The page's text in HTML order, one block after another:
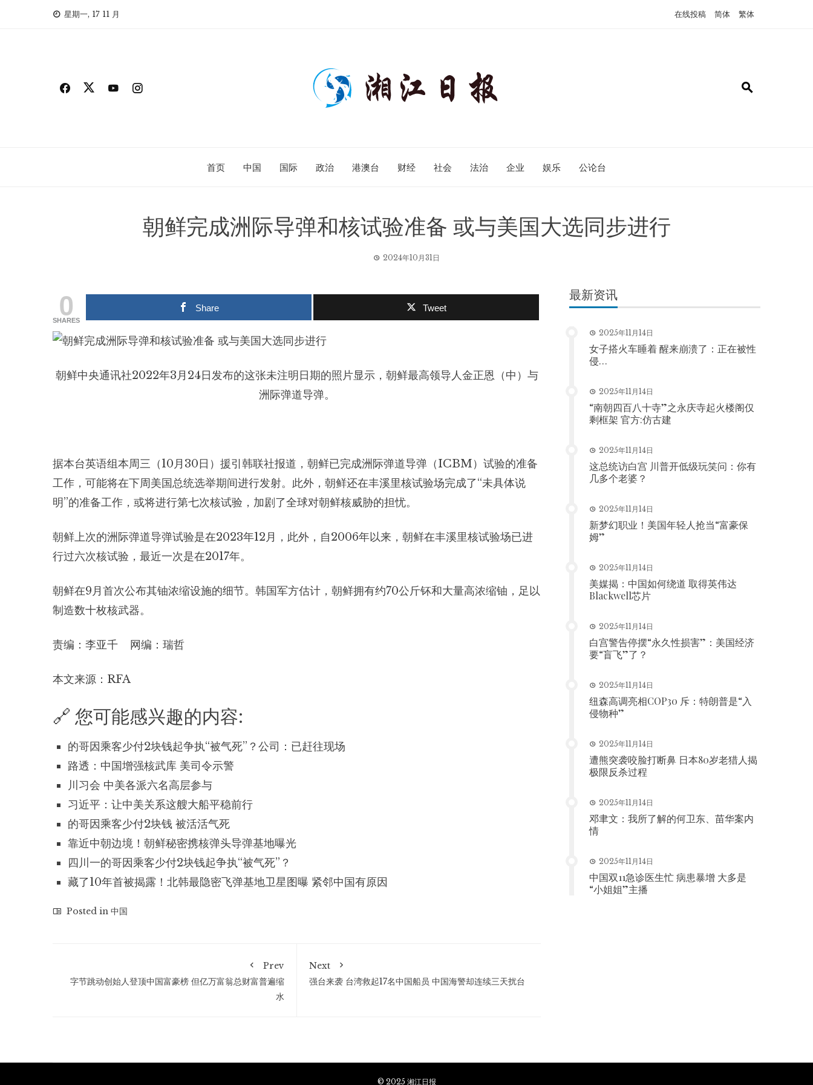
星期一, 17 11 月 在线投稿 简体 繁体
首页 中国 国际 政治 港澳台 财经 社会 法治 企业 娱乐 公论台
朝鲜完成洲际导弹和核试验准备 或与美国大选同步进行
2024年10月31日
0
SHARES
Share Tweet
朝鲜中央通讯社2022年3月24日发布的这张未注明日期的照片显示，朝鲜最高领导人金正恩（中）与
洲际弹道导弹。
据本台英语组本周三（10月30日）援引韩联社报道，朝鲜已完成洲际弹道导弹（ICBM）试验的准备
工作，可能将在下周美国总统选举期间进行发射。此外，朝鲜还在丰溪里核试验场完成了“未具体说
明”的准备工作，或将进行第七次核试验，加剧了全球对朝鲜核威胁的担忧。
朝鲜上次的洲际弹道导弹试验是在2023年12月，此外，自2006年以来，朝鲜在丰溪里核试验场已进
行过六次核试验，最近一次是在2017年。
朝鲜在9月首次公布其铀浓缩设施的细节。韩国军方估计，朝鲜拥有约70公斤钚和大量高浓缩铀，足以
制造数十枚核武器。
责编：李亚千 网编：瑞哲
本文来源：RFA
🔗 您可能感兴趣的内容:
的哥因乘客少付2块钱起争执“被气死”？公司：已赶往现场
路透：中国增强核武库 美司令示警
川习会 中美各派六名高层参与
习近平：让中美关系这艘大船平稳前行
的哥因乘客少付2块钱 被活活气死
靠近中朝边境！朝鲜秘密携核弹头导弹基地曝光
四川一的哥因乘客少付2块钱起争执“被气死”？
藏了10年首被揭露！北韩最隐密飞弹基地卫星图曝 紧邻中国有原因
Posted in 中国
Prev
字节跳动创始人登顶中国富豪榜 但亿万富翁总财富普遍缩
水
Next
强台来袭 台湾救起17名中国船员 中国海警却连续三天扰台
最新资讯
2025年11月14日
女子搭火车睡着 醒来崩溃了：正在被性
侵…
2025年11月14日
“南朝四百八十寺”之永庆寺起火楼阁仅
剩框架 官方:仿古建
2025年11月14日
这总统访白宫 川普开低级玩笑问：你有
几多个老婆？
2025年11月14日
新梦幻职业！美国年轻人抢当“富豪保
姆”
2025年11月14日
美媒揭：中国如何绕道 取得英伟达
Blackwell芯片
2025年11月14日
白宫警告停摆“永久性损害”：美国经济
要“盲飞”了？
2025年11月14日
纽森高调亮相COP30 斥：特朗普是“入
侵物种”
2025年11月14日
遭熊突袭咬脸打断鼻 日本80岁老猎人揭
极限反杀过程
2025年11月14日
邓聿文：我所了解的何卫东、苗华案内
情
2025年11月14日
中国双11急诊医生忙 病患暴增 大多是
“小姐姐”主播
© 2025 湘江日报